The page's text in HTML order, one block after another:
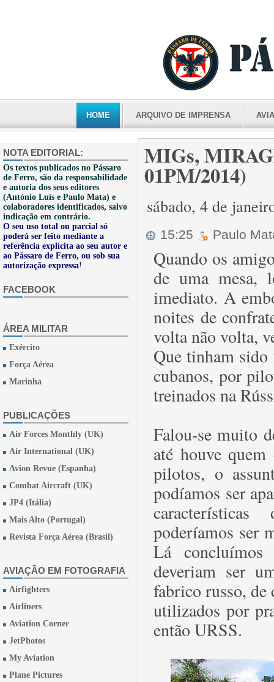
HOME ARQUIVO DE IMPRENSA
NOTA EDITORIAL:
Os textos publicados no Pássaro
de Ferro, são da responsabilidade
e autoria dos seus editores
(António Luís e Paulo Mata) e
colaboradores identificados, salvo
indicação em contrário.
O seu uso total ou parcial só
poderá ser feito mediante a
referência explícita ao seu autor e
ao Pássaro de Ferro, ou sob sua
autorização expressa!
FACEBOOK
ÁREA MILITAR
Exército
Força Aérea
Marinha
PUBLICAÇÕES
Air Forces Monthly (UK)
Air International (UK)
Avion Revue (Espanha)
Combat Aircraft (UK)
JP4 (Itália)
Mais Alto (Portugal)
Revista Força Aérea (Brasil)
AVIAÇÃO EM FOTOGRAFIA
Airfighters
Airliners
Aviation Corner
JetPhotos
My Aviation
Plane Pictures
MIGs,
01PM/2014)
sábado, 4 de
15:25 Paulo
Quando os
de uma mesa,
imediato. A
noites de
volta não volta,
Que tinham
cubanos, por
treinados na
Falou-se muito
até houve
pilotos, o
podíamos ser
poderíamos ser
Lá
deveriam ser
fabrico russo, de
utilizados por
então URSS.